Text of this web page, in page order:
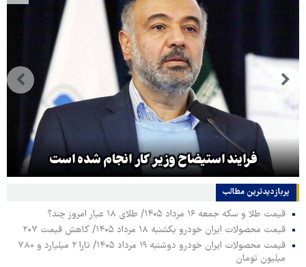
فرایند استیضاح وزیر کار انجام شده است
پربازدیدترین‌ مطالب
قیمت طلا و سکه جمعه ۱۶ مرداد ۱۴۰۵/ طلای ۱۸ عیار امروز چند؟
قیمت محصولات ایران خودرو یکشنبه ۱۸ مرداد ۱۴۰۵/ کاهش قیمت ۲۰۷
قیمت محصولات ایران خودرو دوشنبه ۱۹ مرداد ۱۴۰۵/ تارا ۲ میلیارد و ۷۸۰
میلیون تومان